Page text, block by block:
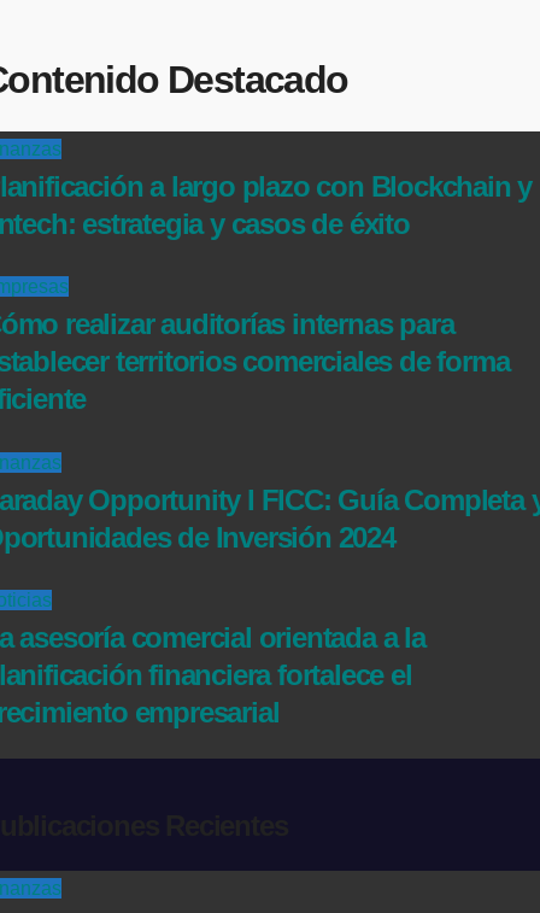
Destacado
a largo plazo con Blockchain y
estrategia y casos de éxito
realizar auditorías internas para
territorios comerciales de forma
Opportunity I FICC: Guía Completa
de Inversión 2024
asesoría comercial orientada a la
financiera fortalece el
empresarial